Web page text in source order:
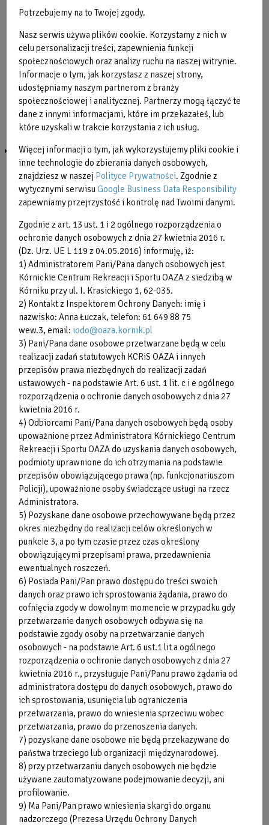
SPRINT ®
STEP & SHAPE
VITAL FLOW
ZUMBA ®
MARATONY FITNESS
INSTRUKTORZY
Obraz
bez
BODYCOMBAT ®
BODYCOMBAT ® - KONDYCYJNE
Energetyczny trening w rytm inspirującej muzyki przy
pomocy skutecznych technik wywodzących się z różnych
sztuk walki, rzucasz wyzwanie wyimaginowanemu
przeciwnikowi. Podczas treningu spala się ponad 500
kalorii, wzmacnia mięśnie, stabilizuje sylwetkę i poprawia
ogólną kondycję fizyczną.
Na zajęcia zaprasza:
Potrzebujemy na to Twojej zgody.
Nasz serwis używa plików cookie. Korzystamy z nich w
celu personalizacji treści, zapewnienia funkcji
społecznościowych oraz analizy ruchu na naszej witrynie.
Informacje o tym, jak korzystasz z naszej strony,
udostępniamy naszym partnerom z branży
społecznościowej i analitycznej. Partnerzy mogą łączyć te
dane z innymi informacjami, które im przekazałeś, lub
które uzyskali w trakcie korzystania z ich usług.
Więcej informacji o tym, jak wykorzystujemy pliki cookie i
inne technologie do zbierania danych osobowych,
znajdziesz w naszej Polityce Prywatności. Zgodnie z
wytycznymi serwisuGoogle Business Data Responsibility
zapewniamy przejrzystość i kontrolę nad Twoimi danymi.
Zgodnie z art. 13 ust. 1 i 2 ogólnego rozporządzenia o
ochronie danych osobowych z dnia 27 kwietnia 2016 r.
(Dz. Urz. UE L 119 z 04.05.2016) informuję, iż:
1) Administratorem Pani/Pana danych osobowych jest
Kórnickie Centrum Rekreacji i Sportu OAZA z siedzibą w
Kórniku przy ul. I. Krasickiego 1, 62-035.
2) Kontakt z Inspektorem Ochrony Danych: imię i
nazwisko: Anna Łuczak, telefon: 61 649 88 75
wew.3, email: iodo@oaza.kornik.pl
3) Pani/Pana dane osobowe przetwarzane będą w celu
realizacji zadań statutowych KCRiS OAZA i innych
przepisów prawa niezbędnych do realizacji zadań
ustawowych - na podstawie Art. 6 ust. 1 lit. c i e ogólnego
rozporządzenia o ochronie danych osobowych z dnia 27
kwietnia 2016 r.
4) Odbiorcami Pani/Pana danych osobowych będą osoby
upoważnione przez Administratora Kórnickiego Centrum
Rekreacji i Sportu OAZA do uzyskania danych osobowych,
podmioty uprawnione do ich otrzymania na podstawie
przepisów obowiązującego prawa (np. funkcjonariuszom
Policji), upoważnione osoby świadczące usługi na rzecz
Administratora.
5) Pozyskane dane osobowe przechowywane będą przez
okres niezbędny do realizacji celów określonych w
punkcie 3, a po tym czasie przez czas określony
obowiązującymi przepisami prawa, przedawnienia
ewentualnych roszczeń.
6) Posiada Pani/Pan prawo dostępu do treści swoich
danych oraz prawo ich sprostowania żądania, prawo do
cofnięcia zgody w dowolnym momencie w przypadku gdy
przetwarzanie danych osobowych odbywa się na
podstawie zgody osoby na przetwarzanie danych
osobowych - na podstawie Art. 6 ust.1 lit a ogólnego
rozporządzenia o ochronie danych osobowych z dnia 27
kwietnia 2016 r., przysługuje Pani/Panu prawo żądania od
administratora dostępu do danych osobowych, prawo do
ich sprostowania, usunięcia lub ograniczenia
przetwarzania, prawo do wniesienia sprzeciwu wobec
przetwarzania, prawo do przenoszenia danych.
7) pozyskane dane osobowe nie będą przekazywane do
państwa trzeciego lub organizacji międzynarodowej.
8) przy przetwarzaniu danych osobowych nie będzie
używane zautomatyzowane podejmowanie decyzji, ani
profilowanie.
9) Ma Pani/Pan prawo wniesienia skargi do organu
nadzorczego (Prezesa Urzędu Ochrony Danych